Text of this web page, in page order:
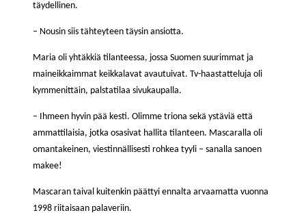
täydellinen.
– Nousin siis tähteyteen täysin ansiotta.
Maria oli yhtäkkiä tilanteessa, jossa Suomen suurimmat ja
maineikkaimmat keikkalavat avautuivat. Tv-haastatteluja oli
kymmenittäin, palstatilaa sivukaupalla.
– Ihmeen hyvin pää kesti. Olimme triona sekä ystäviä että
ammattilaisia, jotka osasivat hallita tilanteen. Mascaralla oli
omantakeinen, viestinnällisesti rohkea tyyli – sanalla sanoen
makee!
Mascaran taival kuitenkin päättyi ennalta arvaamatta vuonna
1998 riitaisaan palaveriin.